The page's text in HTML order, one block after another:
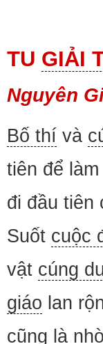
TU GIẢI
Nguyên
Bố thí và
tiên để
đi đầu tiên
Suốt cuộc
vật cúng
giáo lan
cũng là